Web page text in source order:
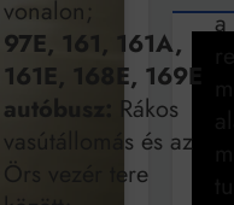
vonalon;
97E, 161, 161A,
161E, 168E, 169E
autóbusz:
Rákos
vasútállomás és az
Örs vezér tere
a